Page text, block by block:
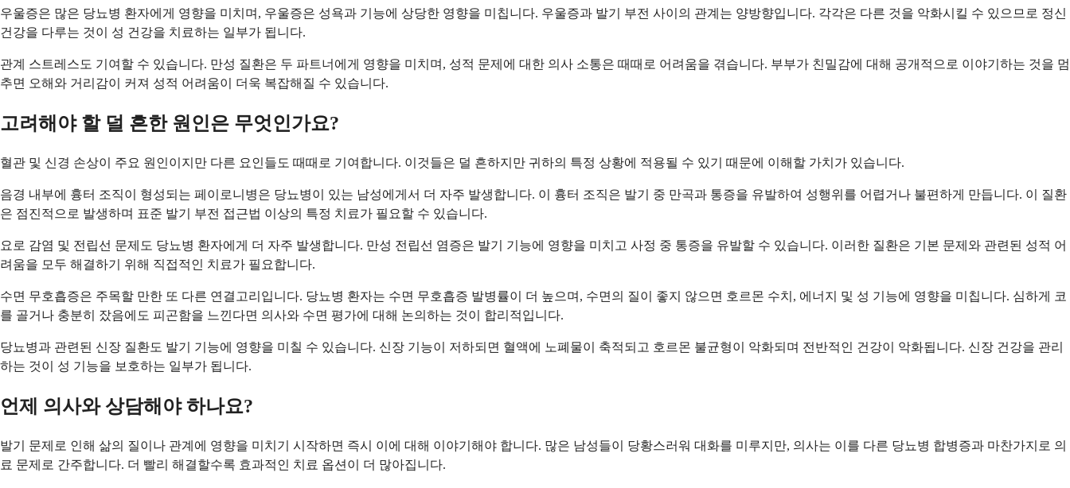
우울증은 많은 당뇨병 환자에게 영향을 미치며, 우울증은 성욕과 기능에 상당한 영향을 미칩니다. 우울증과 발기 부전 사이의 관계는 양방향입니다. 각각은 다른 것을 악화시킬 수 있으므로 정신
건강을 다루는 것이 성 건강을 치료하는 일부가 됩니다.
관계 스트레스도 기여할 수 있습니다. 만성 질환은 두 파트너에게 영향을 미치며, 성적 문제에 대한 의사 소통은 때때로 어려움을 겪습니다. 부부가 친밀감에 대해 공개적으로 이야기하는 것을 멈
추면 오해와 거리감이 커져 성적 어려움이 더욱 복잡해질 수 있습니다.
고려해야 할 덜 흔한 원인은 무엇인가요?
혈관 및 신경 손상이 주요 원인이지만 다른 요인들도 때때로 기여합니다. 이것들은 덜 흔하지만 귀하의 특정 상황에 적용될 수 있기 때문에 이해할 가치가 있습니다.
음경 내부에 흉터 조직이 형성되는 페이로니병은 당뇨병이 있는 남성에게서 더 자주 발생합니다. 이 흉터 조직은 발기 중 만곡과 통증을 유발하여 성행위를 어렵거나 불편하게 만듭니다. 이 질환
은 점진적으로 발생하며 표준 발기 부전 접근법 이상의 특정 치료가 필요할 수 있습니다.
요로 감염 및 전립선 문제도 당뇨병 환자에게 더 자주 발생합니다. 만성 전립선 염증은 발기 기능에 영향을 미치고 사정 중 통증을 유발할 수 있습니다. 이러한 질환은 기본 문제와 관련된 성적 어
려움을 모두 해결하기 위해 직접적인 치료가 필요합니다.
수면 무호흡증은 주목할 만한 또 다른 연결고리입니다. 당뇨병 환자는 수면 무호흡증 발병률이 더 높으며, 수면의 질이 좋지 않으면 호르몬 수치, 에너지 및 성 기능에 영향을 미칩니다. 심하게 코
를 골거나 충분히 잤음에도 피곤함을 느낀다면 의사와 수면 평가에 대해 논의하는 것이 합리적입니다.
당뇨병과 관련된 신장 질환도 발기 기능에 영향을 미칠 수 있습니다. 신장 기능이 저하되면 혈액에 노폐물이 축적되고 호르몬 불균형이 악화되며 전반적인 건강이 악화됩니다. 신장 건강을 관리
하는 것이 성 기능을 보호하는 일부가 됩니다.
언제 의사와 상담해야 하나요?
발기 문제로 인해 삶의 질이나 관계에 영향을 미치기 시작하면 즉시 이에 대해 이야기해야 합니다. 많은 남성들이 당황스러워 대화를 미루지만, 의사는 이를 다른 당뇨병 합병증과 마찬가지로 의
료 문제로 간주합니다. 더 빨리 해결할수록 효과적인 치료 옵션이 더 많아집니다.